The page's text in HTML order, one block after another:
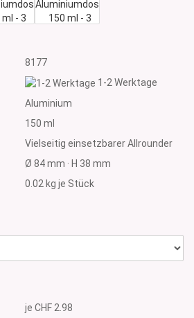
8177
1-2 Werktage
Aluminium
150 ml
Vielseitig einsetzbarer Allrounder
Ø 84 mm · H 38 mm
0.02 kg je Stück
je CHF 2.98